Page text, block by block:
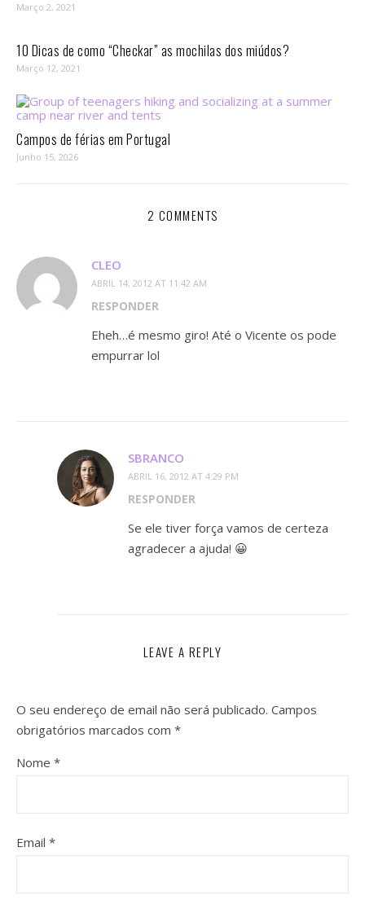
Março 2, 2021
10 Dicas de como “Checkar” as mochilas dos miúdos?
Março 12, 2021
Campos de férias em Portugal
Junho 15, 2026
2 COMMENTS
CLEO
ABRIL 14, 2012 AT 11:42 AM
RESPONDER
Eheh…é mesmo giro! Até o Vicente os pode
empurrar lol
SBRANCO
ABRIL 16, 2012 AT 4:29 PM
RESPONDER
Se ele tiver força vamos de certeza
agradecer a ajuda! 😀
LEAVE A REPLY
O seu endereço de email não será publicado. Campos
obrigatórios marcados com *
Nome *
Email *